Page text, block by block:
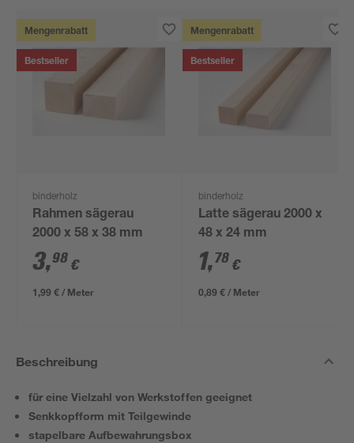
Mengenrabatt
Bestseller
binderholz
Rahmen sägerau
2000 x 58 x 38 mm
3,98 €
1,99 € / Meter
Mengenrabatt
Bestseller
binderholz
Latte sägerau 2000 x
48 x 24 mm
1,78 €
0,89 € / Meter
Beschreibung
für eine Vielzahl von Werkstoffen geeignet
Senkkopfform mit Teilgewinde
stapelbare Aufbewahrungsbox